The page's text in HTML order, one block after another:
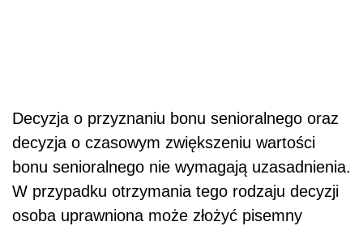
Decyzja o przyznaniu bonu senioralnego oraz
decyzja o czasowym zwiększeniu wartości
bonu senioralnego nie wymagają uzasadnienia.
W przypadku otrzymania tego rodzaju decyzji
osoba uprawniona może złożyć pisemny